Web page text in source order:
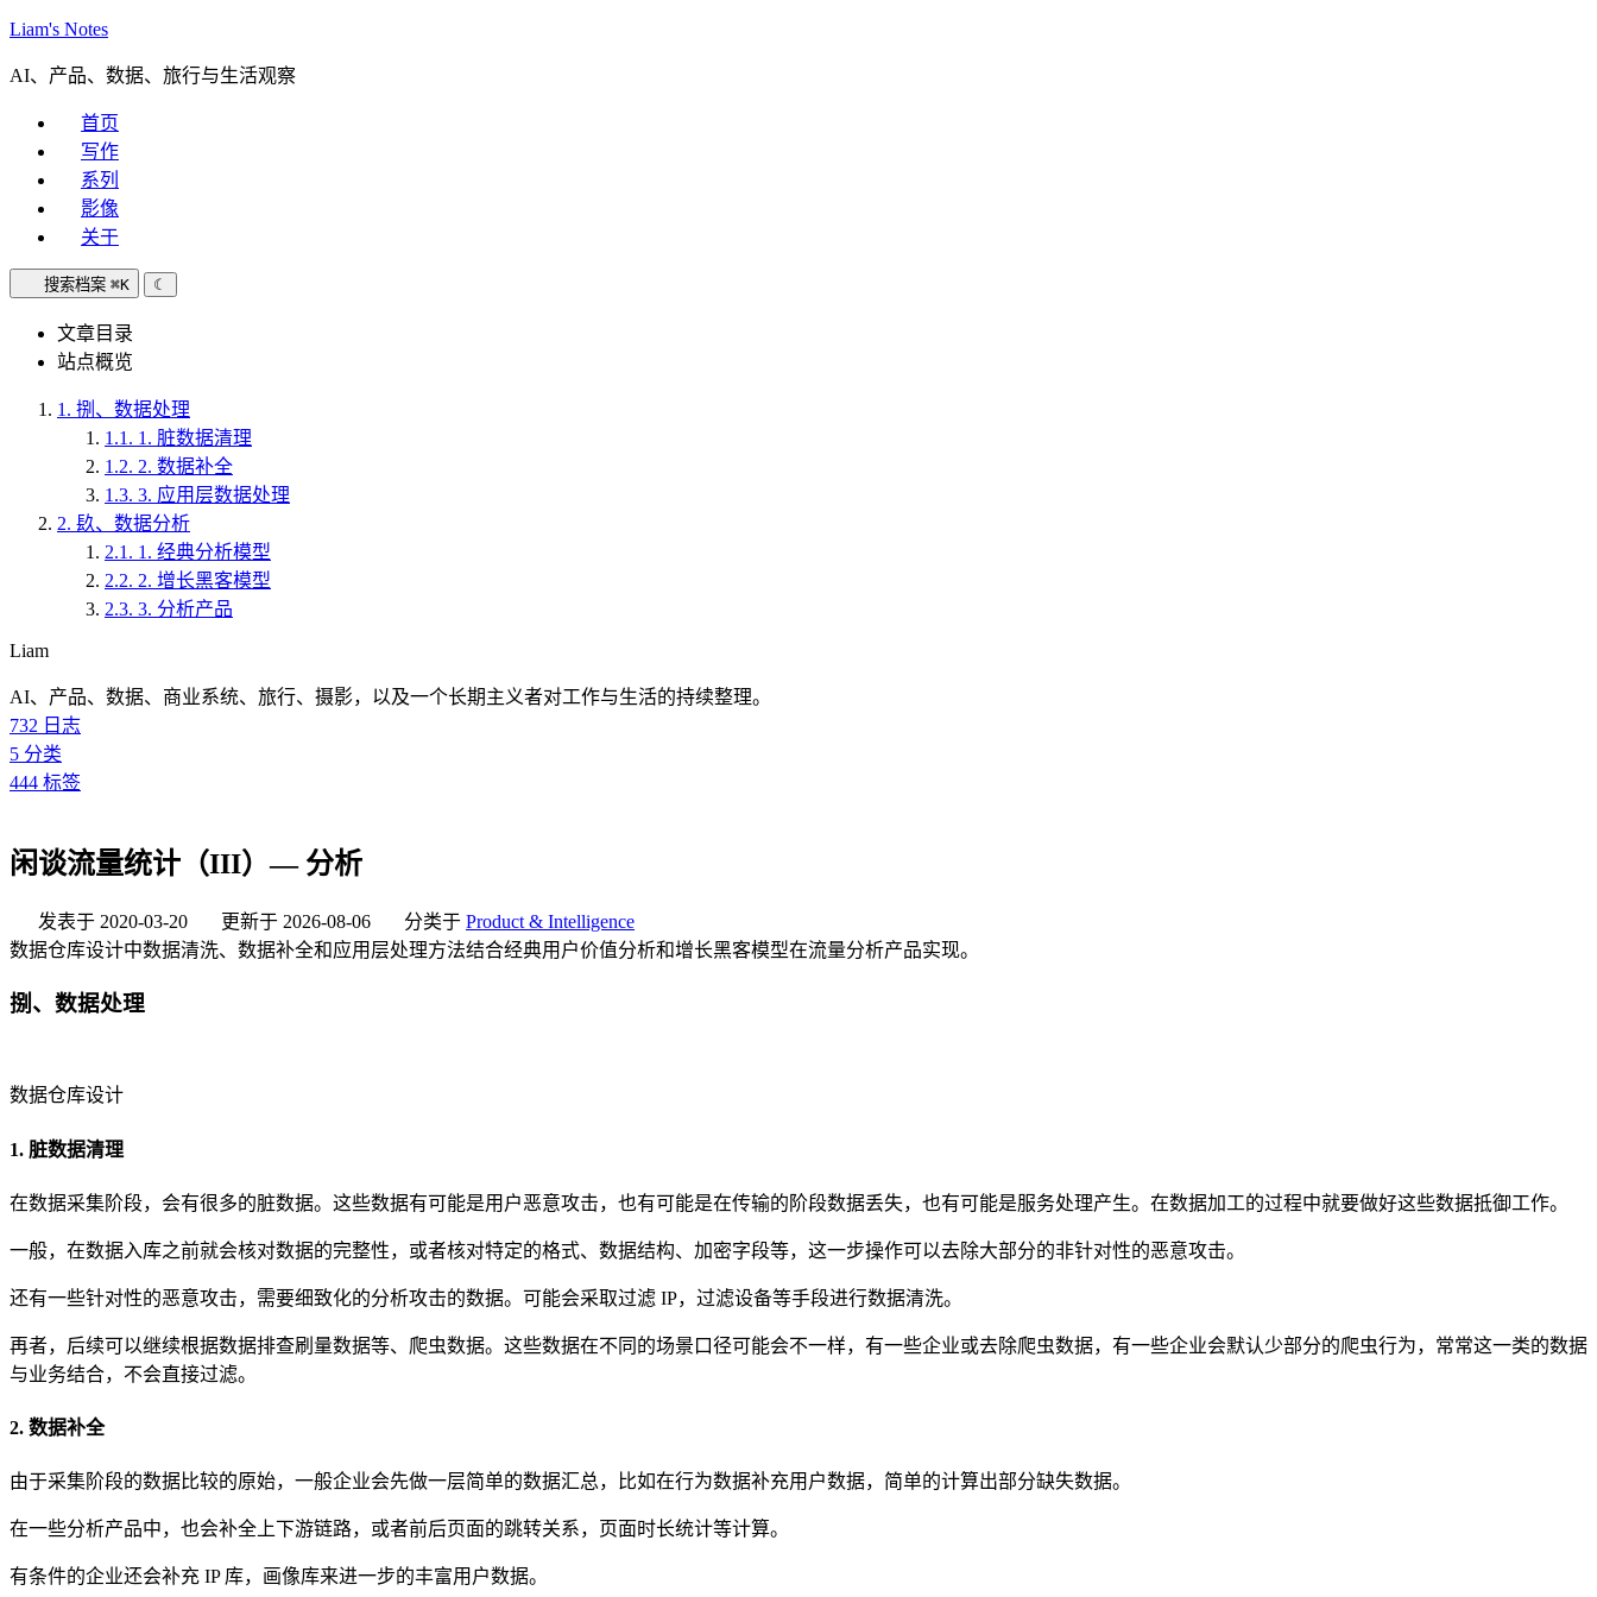
Liam's Notes
AI、产品、数据、旅行与生活观察
首页
写作
系列
影像
关于
搜索档案 ⌘K ☾
文章目录
站点概览
1. 捌、数据处理
1.1. 1. 脏数据清理
1.2. 2. 数据补全
1.3. 3. 应用层数据处理
2. 镹、数据分析
2.1. 1. 经典分析模型
2.2. 2. 增长黑客模型
2.3. 3. 分析产品
Liam
AI、产品、数据、商业系统、旅行、摄影，以及一个长期主义者对工作与生活的持续整理。
732 日志
5 分类
444 标签
闲谈流量统计（III）— 分析
发表于 2020-03-20 更新于 2026-08-06 分类于 Product & Intelligence
数据仓库设计中数据清洗、数据补全和应用层处理方法结合经典用户价值分析和增长黑客模型在流量分析产品实现。
捌、数据处理
数据仓库设计
1. 脏数据清理
在数据采集阶段，会有很多的脏数据。这些数据有可能是用户恶意攻击，也有可能是在传输的阶段数据丢失，也有可能是服务处理产生。在数据加工的过程中就要做好这些数据抵御工作。
一般，在数据入库之前就会核对数据的完整性，或者核对特定的格式、数据结构、加密字段等，这一步操作可以去除大部分的非针对性的恶意攻击。
还有一些针对性的恶意攻击，需要细致化的分析攻击的数据。可能会采取过滤 IP，过滤设备等手段进行数据清洗。
再者，后续可以继续根据数据排查刷量数据等、爬虫数据。这些数据在不同的场景口径可能会不一样，有一些企业或去除爬虫数据，有一些企业会默认少部分的爬虫行为，常常这一类的数据
与业务结合，不会直接过滤。
2. 数据补全
由于采集阶段的数据比较的原始，一般企业会先做一层简单的数据汇总，比如在行为数据补充用户数据，简单的计算出部分缺失数据。
在一些分析产品中，也会补全上下游链路，或者前后页面的跳转关系，页面时长统计等计算。
有条件的企业还会补充 IP 库，画像库来进一步的丰富用户数据。